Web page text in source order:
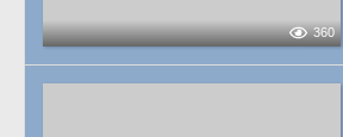
360